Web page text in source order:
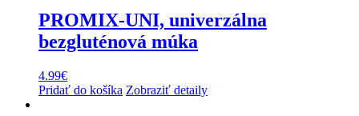
PROMIX-UNI, univerzálna
bezgluténová múka
4.99€
Pridať do košíka Zobraziť detaily